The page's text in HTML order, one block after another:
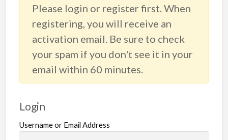
Please login or register first. When
registering, you will receive an
activation email. Be sure to check
your spam if you don't see it in your
email within 60 minutes.
Login
Username or Email Address